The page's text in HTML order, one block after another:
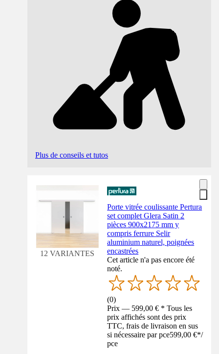
Plus de conseils et tutos
12 VARIANTES
Porte vitrée coulissante Pertura
set complet Glera Satin 2
pièces 900x2175 mm y
compris ferrure Selir
aluminium naturel, poignées
encastrées
Cet article n'a pas encore été
noté.
(0)
Prix — 599,00 € * Tous les
prix affichés sont des prix
TTC, frais de livraison en sus
si nécessaire par pce599,00 €*/
pce